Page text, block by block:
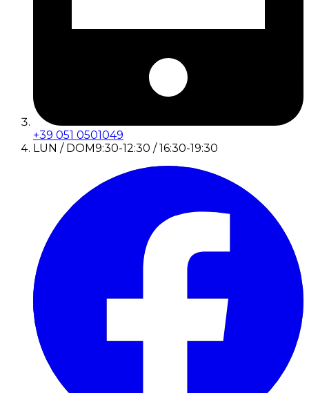
+39 051 0501049
LUN / DOM9:30-12:30 / 16:30-19:30